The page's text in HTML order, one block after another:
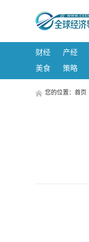
财经 产经
美食
策略
您的位置： 首页